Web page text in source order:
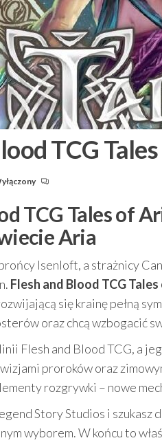
TCG
TCG Tales of
Aria
Isenloft, a strażnicy
Flesh and Blood TCG
się krainę pełną
oraz chcą wzbogacić
Flesh and Blood TCG, a
proroków oraz
rozgrywki – nowe
Story Studios i
wyborem. W końcu to